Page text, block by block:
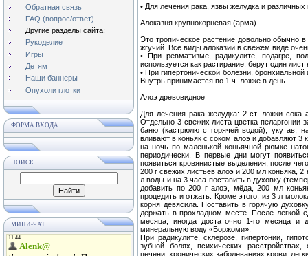
Обратная связь
FAQ (вопрос/ответ)
Другие разделы сайта:
Рукоделие
Игры
Детям
Наши баннеры
Опухоли глотки
ФОРМА ВХОДА
ПОИСК
МИНИ-ЧАТ
• Для лечения рака, язвы желудка и
Алоказня крупнокорневая (арма)
Это тропическое растение довольно обычно
жгучий. Все виды алоказии в свежем виде
• При ревматизме, радикулите, подагре,
используется как растирание: берут один лист
• При гипертонической болезни,
Внутрь принимается по 1 ч. ложке в день.
Алоэ древовидное
Для лечения рака желудка: 2 ст. ложки
Отдельно 3 свежих листа цветка
баню (кастрюлю с горячей водой), укутав,
вливают в коньяк с соком алоэ и добавляют 3
на ночь по маленькой коньячной рюмке
периодически. В первые дни могут
появиться кровянистые выделения, после
200 г свежих листьев алоэ и 200 мл коньяка,
л воды и на 3 часа поставить в духовку
добавить по 200 г алоэ, мёда, 200 мл
процедить и отжать. Кроме этого, из 3 л
корня девясила. Поставить в горячую
держать в прохладном месте. После легкой
месяца, иногда достаточно 1-го месяца
минеральную воду «Боржоми».
При радикулите, склерозе, гипертонии,
зубной болях, психических расстройствах,
печени, хронических заболеваниях крови,